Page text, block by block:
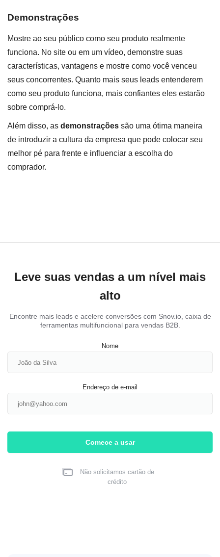
Demonstrações
Mostre ao seu público como seu produto realmente
funciona. No site ou em um vídeo, demonstre suas
características, vantagens e mostre como você venceu
seus concorrentes. Quanto mais seus leads entenderem
como seu produto funciona, mais confiantes eles estarão
sobre comprá-lo.
Além disso, asdemonstraçõessão uma ótima maneira
de introduzir a cultura da empresa que pode colocar seu
melhor pé para frente e influenciar a escolha do
comprador.
Leve suas vendas a um nível mais
alto
Encontre mais leads e acelere conversões com Snov.io, caixa de
ferramentas multifuncional para vendas B2B.
Nome
Endereço de e-mail
Comece a usar
Não solicitamos cartão de
crédito